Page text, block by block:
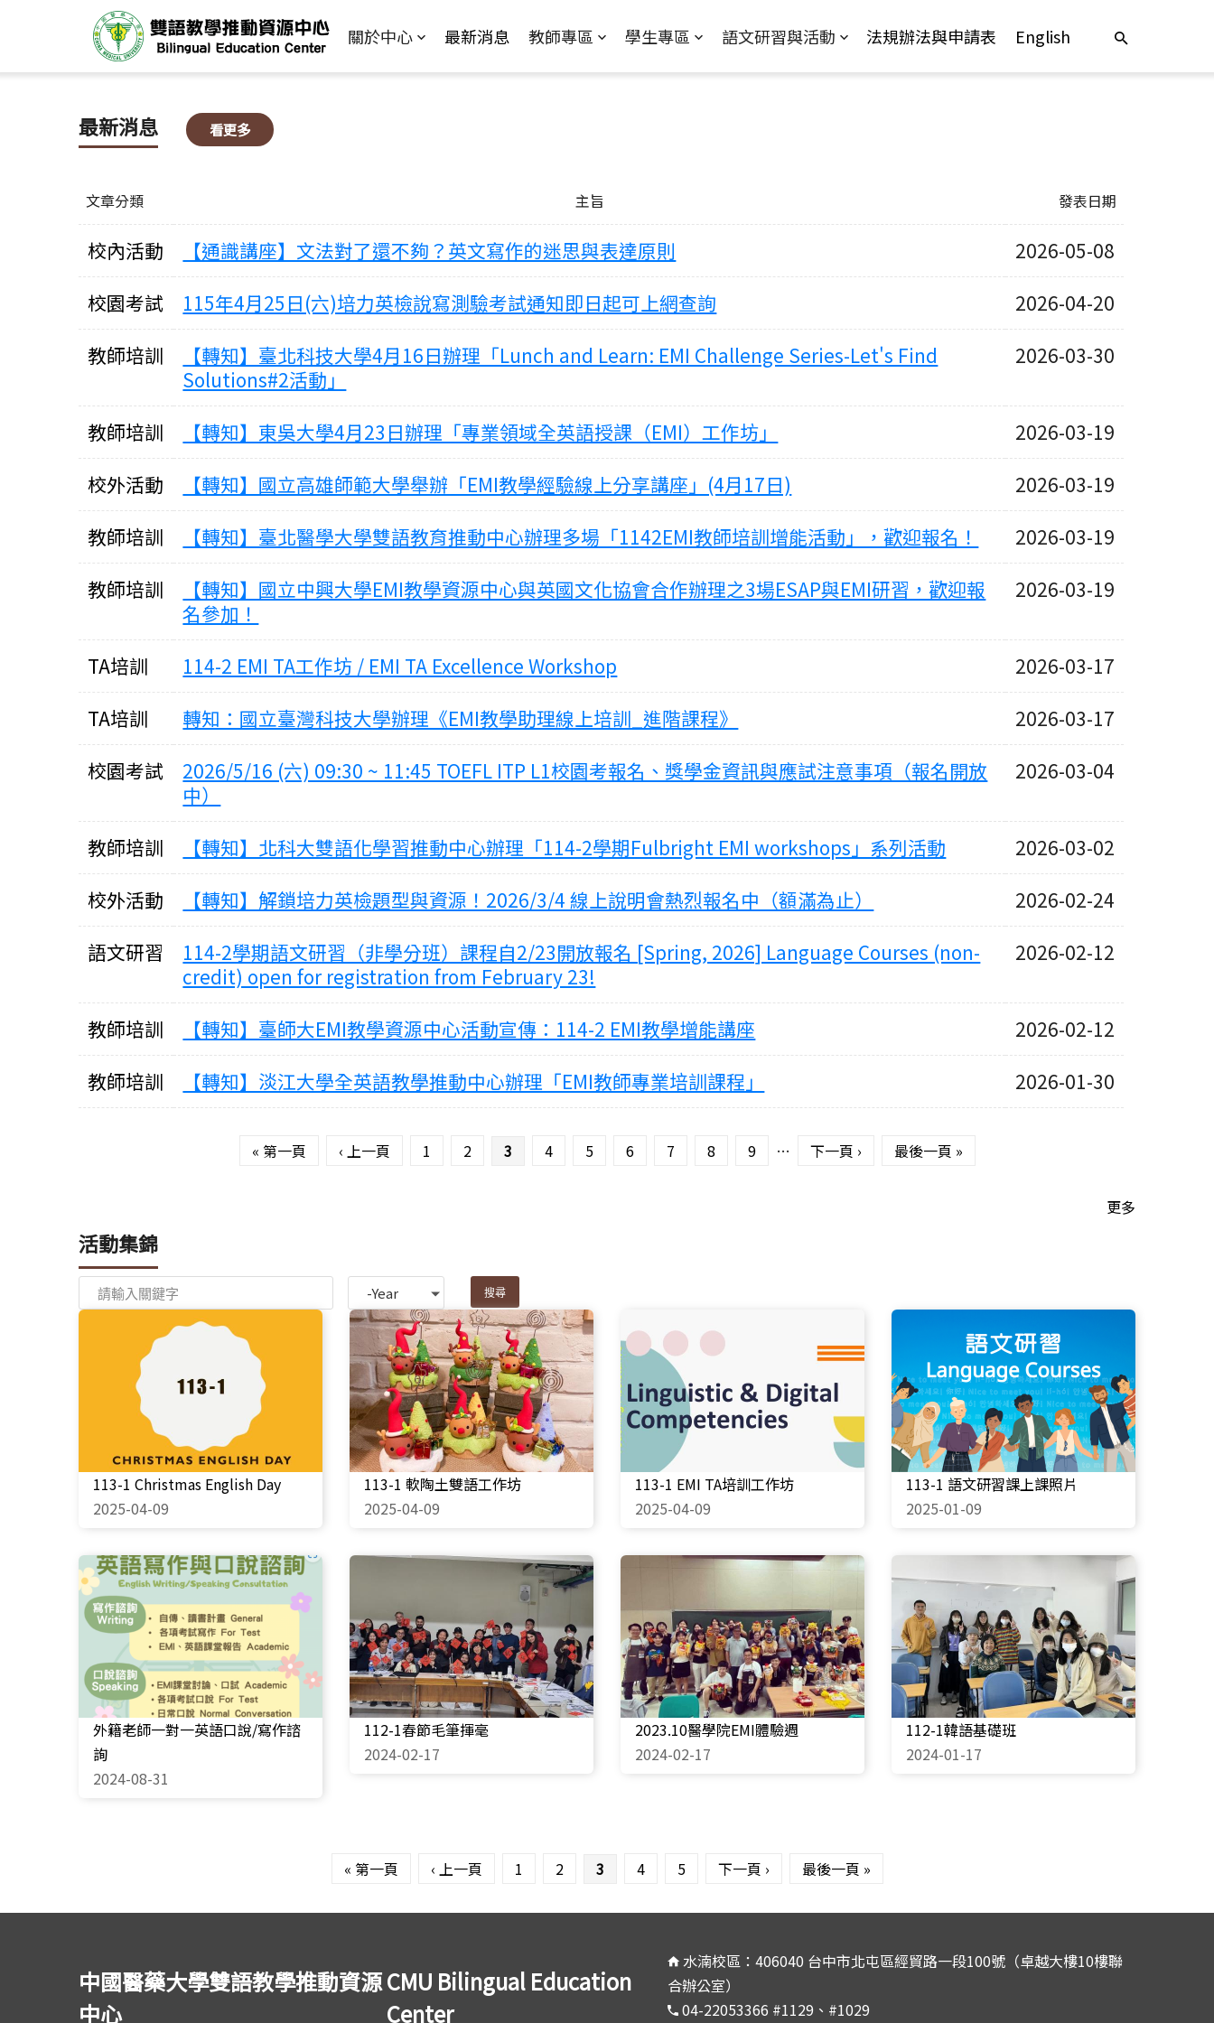
關於中心 最新消息 教師專區 學生專區 語文研習與活動 法規辦法與申請表 English
最新消息 看更多
文章分類 主旨 發表日期
校內活動 【通識講座】文法對了還不夠？英文寫作的迷思與表達原則
2026-05-08
校園考試
115年4月25日(六)培力英檢說寫測驗考試通知即日起可上網查詢
2026-04-20
教師培訓
【轉知】臺北科技大學4月16日辦理「Lunch and Learn: EMI Challenge Series-Let's Find
Solutions#2活動」
2026-03-30
教師培訓 【轉知】東吳大學4月23日辦理「專業領域全英語授課（EMI）工作坊」
2026-03-19
校外活動
【轉知】國立高雄師範大學舉辦「EMI教學經驗線上分享講座」(4月17日)
2026-03-19
教師培訓
【轉知】臺北醫學大學雙語教育推動中心辦理多場「1142EMI教師培訓增能活動」，歡迎報名！
2026-03-19
教師培訓
【轉知】國立中興大學EMI教學資源中心與英國文化協會合作辦理之3場ESAP與EMI研習，歡迎報
名參加！
2026-03-19
TA培訓 114-2 EMI TA工作坊 / EMI TA Excellence Workshop
2026-03-17
TA培訓
轉知：國立臺灣科技大學辦理《EMI教學助理線上培訓_進階課程》
2026-03-17
校園考試
2026/5/16 (六) 09:30 ~ 11:45 TOEFL ITP L1校園考報名、獎學金資訊與應試注意事項（報名開放
中）
2026-03-04
教師培訓 【轉知】北科大雙語化學習推動中心辦理「114-2學期Fulbright EMI workshops」系列活動
2026-03-02
校外活動
【轉知】解鎖培力英檢題型與資源！2026/3/4 線上說明會熱烈報名中（額滿為止）
2026-02-24
語文研習
114-2學期語文研習（非學分班）課程自2/23開放報名 [Spring, 2026] Language Courses (non-
credit) open for registration from February 23!
2026-02-12
教師培訓 【轉知】臺師大EMI教學資源中心活動宣傳：114-2 EMI教學增能講座
2026-02-12
教師培訓
【轉知】淡江大學全英語教學推動中心辦理「EMI教師專業培訓課程」 2026-01-30
« 第一頁 ‹ 上一頁 1 2 3 4 5 6 7 8 9 … 下一頁 › 最後一頁 »
更多
活動集錦
Year
113-1 Christmas English Day
2025-04-09
113-1 軟陶土雙語工作坊
2025-04-09
113-1 EMI TA培訓工作坊
2025-04-09
113-1 語文研習課上課照片
2025-01-09
外籍老師一對一英語口說/寫作諮
詢
2024-08-31
112-1春節毛筆揮毫
2024-02-17
2023.10醫學院EMI體驗週
2024-02-17
112-1韓語基礎班
2024-01-17
« 第一頁 ‹ 上一頁 1 2 3 4 5 下一頁 › 最後一頁 »
中國醫藥大學雙語教學推動資源
中心
CMU Bilingual Education
Center
水湳校區：406040 台中市北屯區經貿路一段100號（卓越大樓10樓聯
合辦公室）
04-22053366 #1129、#1029